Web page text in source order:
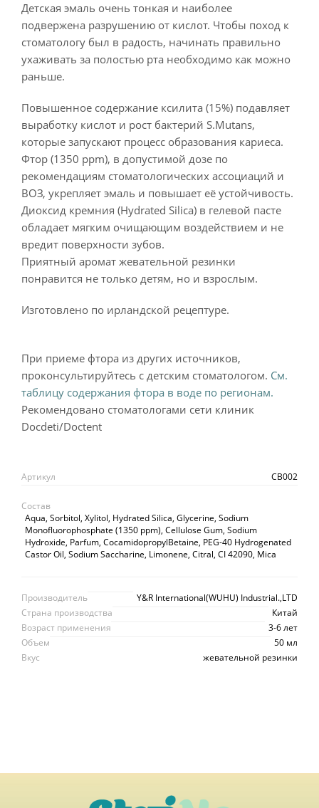
Детская эмаль очень тонкая и наиболее
подвержена разрушению от кислот. Чтобы поход к
стоматологу был в радость, начинать правильно
ухаживать за полостью рта необходимо как можно
раньше.
Повышенное содержание ксилита (15%) подавляет
выработку кислот и рост бактерий S.Mutans,
которые запускают процесс образования кариеса.
Фтор (1350 ppm), в допустимой дозе по
рекомендациям стоматологических ассоциаций и
ВОЗ, укрепляет эмаль и повышает её устойчивость.
Диоксид кремния (Hydrated Silica) в гелевой пасте
обладает мягким очищающим воздействием и не
вредит поверхности зубов.
Приятный аромат жевательной резинки
понравится не только детям, но и взрослым.
Изготовлено по ирландской рецептуре.
При приеме фтора из других источников,
проконсультируйтесь с детским стоматологом. См.
таблицу содержания фтора в воде по регионам.
Рекомендовано стоматологами сети клиник
Docdeti/Doctent
Артикул CB002
Состав
Aqua, Sorbitol, Xylitol, Hydrated Silica, Glycerine, Sodium
Monofluorophosphate (1350 ppm), Cellulose Gum, Sodium
Hydroxide, Parfum, CocamidopropylBetaine, PEG-40 Hydrogenated
Castor Oil, Sodium Saccharine, Limonene, Citral, CI 42090, Mica
Производитель
Y&R International(WUHU) Industrial.,LTD
Страна производства
Китай
Возраст применения
3-6 лет
Объем
50 мл
Вкус
жевательной резинки